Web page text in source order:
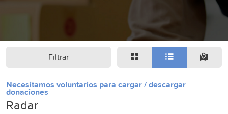
Filtrar
Necesitamos voluntarios para cargar / descargar
donaciones
Radar